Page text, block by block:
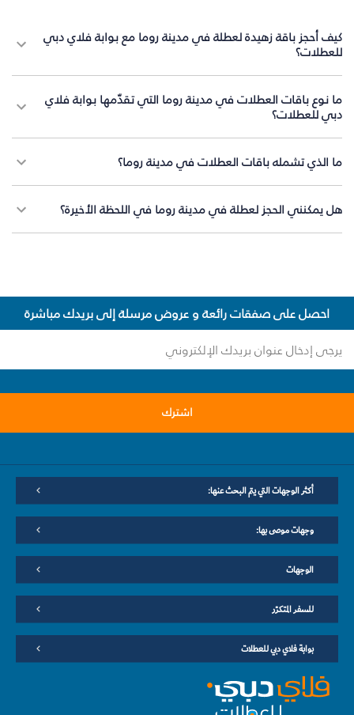
كيف أحجز باقة زهيدة لعطلة في مدينة روما مع بوابة فلاي دبي
للعطلات؟
ما نوع باقات العطلات في مدينة روما التي تقدّمها بوابة فلاي
دبي للعطلات؟
ما الذي تشمله باقات العطلات في مدينة روما؟
هل يمكنني الحجز لعطلة في مدينة روما في اللحظة الأخيرة؟
احصل على صفقات رائعة و عروض مرسلة إلى بريدك مباشرة
اشترك
أكثر الوجهات التي يتم البحث عنها:
وجهات موصى بها:
الوجهات
للسفر المتكرّر
بوابة فلاي دبي للعطلات